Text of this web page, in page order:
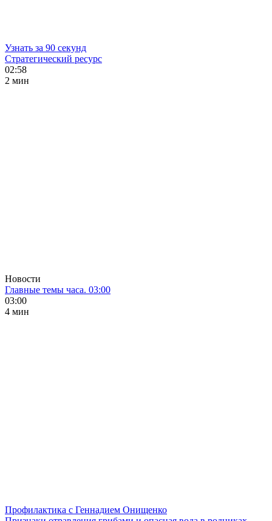
Узнать за 90 секунд
Стратегический ресурс
02:58
2 мин
Новости
Главные темы часа. 03:00
03:00
4 мин
Профилактика с Геннадием Онищенко